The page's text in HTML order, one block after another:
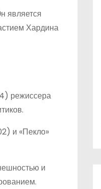
является
Хардина
режиссера
и «Пекло»
и